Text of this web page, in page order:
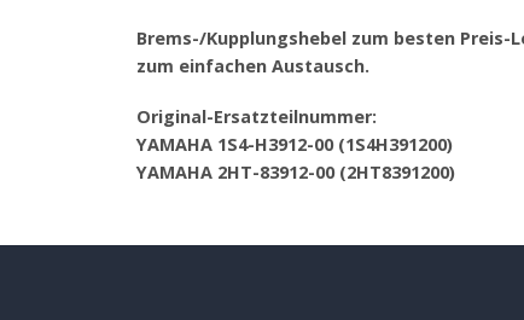
Brems-/Kupplungshebel zum besten
zum einfachen Austausch.
Original-Ersatzteilnummer:
YAMAHA 1S4-H3912-00 (1S4H391200)
YAMAHA 2HT-83912-00 (2HT8391200)